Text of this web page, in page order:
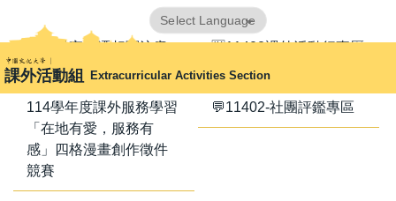
到
主
要
內
課外活動組 Extracurricular Activities Section
Translate
📢器材室搬遷相關注意
事項📢
🈺11402課外活動行事曆
114學年度課外服務學習
「在地有愛，服務有
感」四格漫畫創作徵件
競賽
💬11402-社團評鑑專區